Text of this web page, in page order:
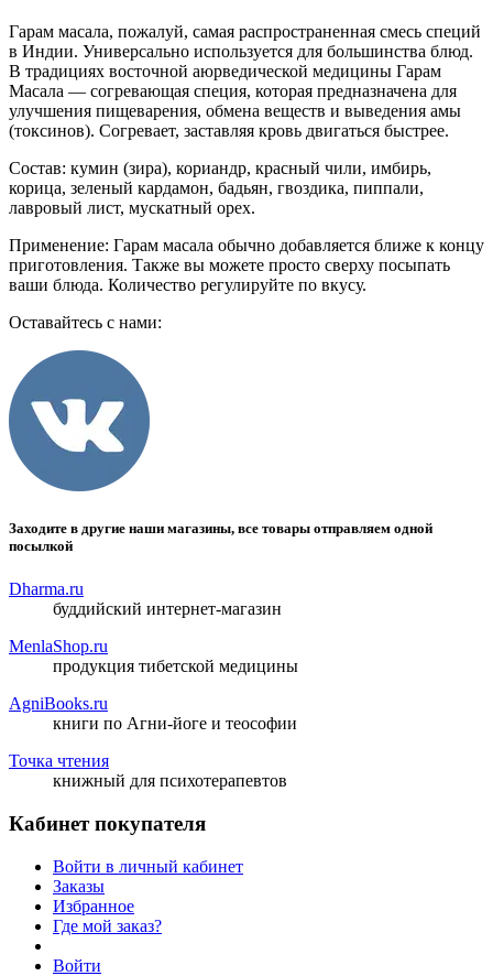
Гарам масала, пожалуй, самая распространенная смесь специй
в Индии. Универсально используется для большинства блюд.
В традициях восточной аюрведической медицины Гарам
Масала — согревающая специя, которая предназначена для
улучшения пищеварения, обмена веществ и выведения амы
(токсинов). Согревает, заставляя кровь двигаться быстрее.
Состав: кумин (зира), кориандр, красный чили, имбирь,
корица, зеленый кардамон, бадьян, гвоздика, пиппали,
лавровый лист, мускатный орех.
Применение: Гарам масала обычно добавляется ближе к концу
приготовления. Также вы можете просто сверху посыпать
ваши блюда. Количество регулируйте по вкусу.
Оставайтесь с нами:
Заходите в другие наши магазины, все товары отправляем одной
посылкой
Dharma.ru
буддийский интернет-магазин
MenlaShop.ru
продукция тибетской медицины
AgniBooks.ru
книги по Агни-йоге и теософии
Точка чтения
книжный для психотерапевтов
Кабинет покупателя
Войти в личный кабинет
Заказы
Избранное
Где мой заказ?
Войти